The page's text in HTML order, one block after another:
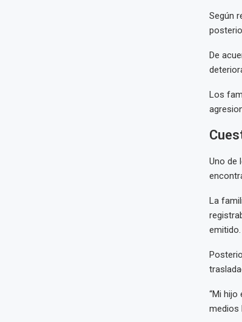
Según
De
Los
Uno de
La
emitido.
“Mi
medios